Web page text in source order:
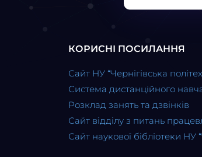
КОРИСНІ ПОСИЛАННЯ
Сайт НУ “Чернігівська
Система дистанційного
Розклад занять та дзвінків
Сайт відділу з питань
Сайт наукової бібліотеки НУ